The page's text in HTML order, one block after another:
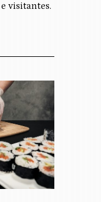
visitantes.